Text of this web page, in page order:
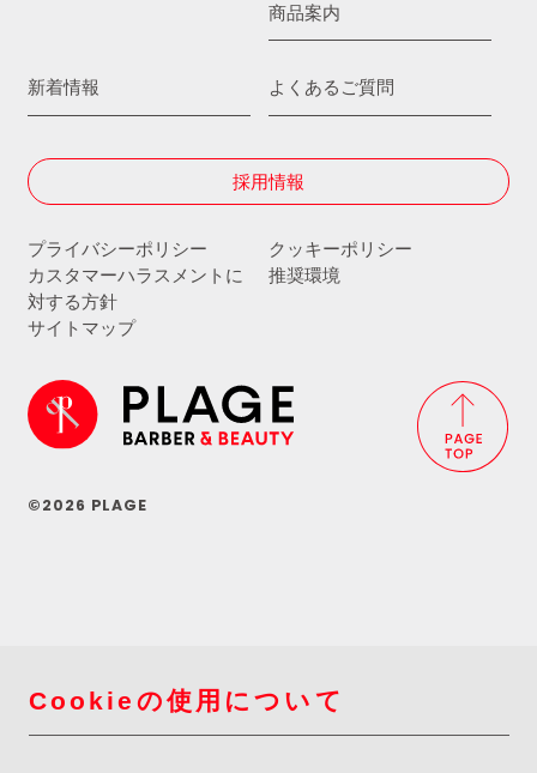
商品案内
新着情報 よくあるご質問
採用情報
プライバシーポリシー
クッキーポリシー
カスタマーハラスメントに
対する方針
推奨環境
サイトマップ
©2026 PLAGE
Cookieの使用について